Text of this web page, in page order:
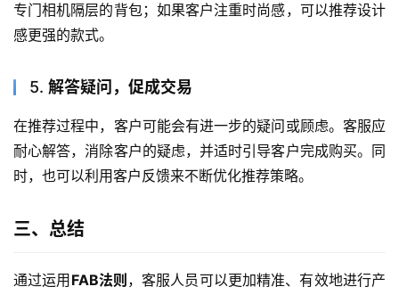
专门相机隔层的背包；如果客户注重时尚感，可以推荐设计
感更强的款式。
5. 解答疑问，促成交易
在推荐过程中，客户可能会有进一步的疑问或顾虑。客服应
耐心解答，消除客户的疑虑，并适时引导客户完成购买。同
时，也可以利用客户反馈来不断优化推荐策略。
三、总结
通过运用 FAB法则 ，客服人员可以更加精准、有效地进行产